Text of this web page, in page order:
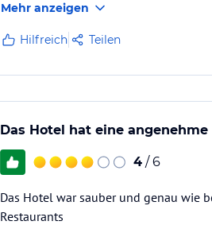
Mehr anzeigen
Hilfreich Teilen
Das Hotel hat eine
4 / 6
Das Hotel war sauber und genau wie
Restaurants